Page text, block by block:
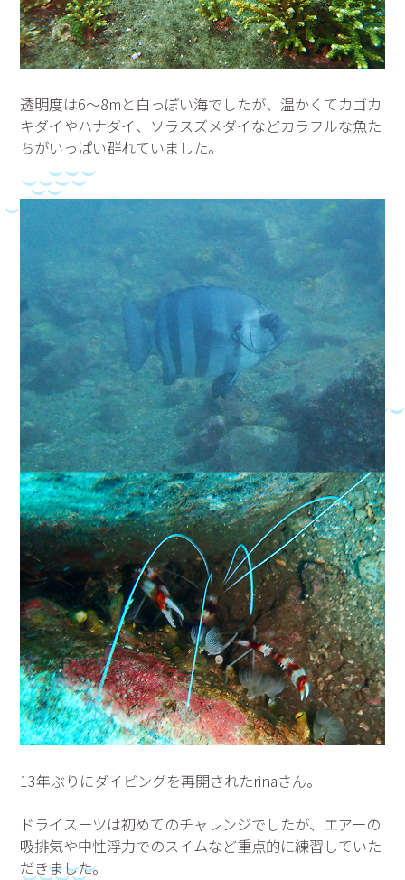
透明度は6～8mと白っぽい海でしたが、温かくてカゴカ
キダイやハナダイ、ソラスズメダイなどカラフルな魚た
ちがいっぱい群れていました。
13年ぶりにダイビングを再開されたrinaさん。
ドライスーツは初めてのチャレンジでしたが、エアーの
吸排気や中性浮力でのスイムなど重点的に練習していた
だきました。